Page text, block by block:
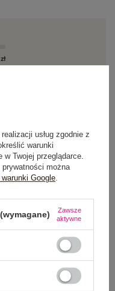
usług zgodnie z
warunki
Twojej przeglądarce.
można
Google
Zawsze
aktywne